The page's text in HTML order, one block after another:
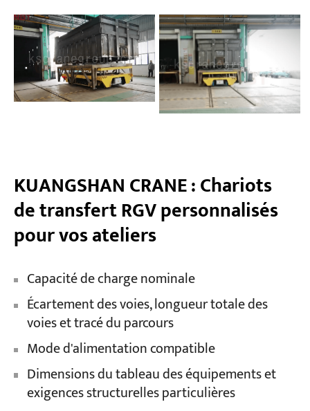
KUANGSHAN CRANE : Chariots
de transfert RGV personnalisés
pour vos ateliers
Capacité de charge nominale
Écartement des voies, longueur totale des
voies et tracé du parcours
Mode d'alimentation compatible
Dimensions du tableau des équipements et
exigences structurelles particulières